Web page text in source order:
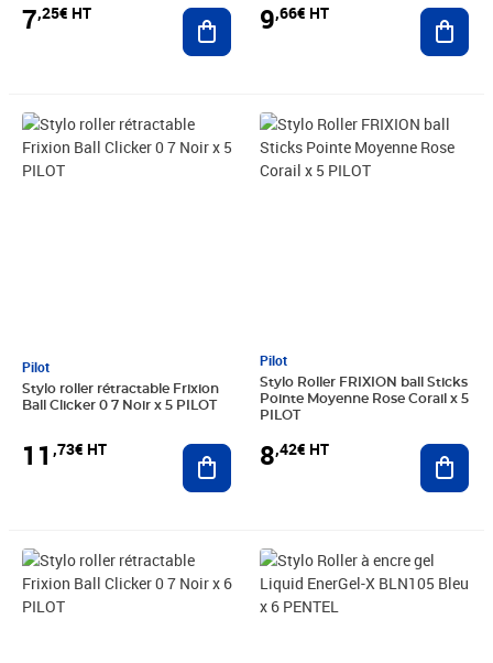
7,25€ HT Ajouter au panier
9,66€ HT
Pilot
Stylo roller rétractable Frixion
Ball Clicker 0 7 Noir x 5 PILOT
11 ,73€ HT
Prix 11,73€ HT
Ajouter au panier
Pilot
Stylo Roller FRIXION ball Sticks
Pointe Moyenne Rose Corail x 5
PILOT
8,42€ HT
Prix 8,42€ HT
Prix 13,63€ HT Prix 9,12€ HT